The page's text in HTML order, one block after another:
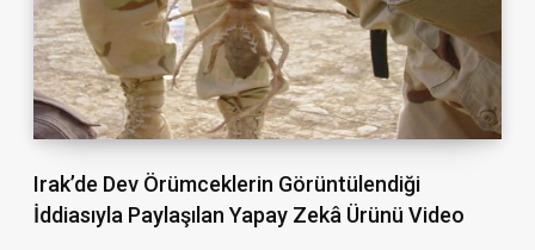
Irak’de Dev Örümceklerin Görüntülendiği
İddiasıyla Paylaşılan Yapay Zekâ Ürünü Video